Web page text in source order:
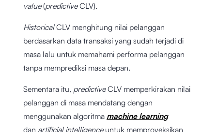
value(predictiveCLV).
HistoricalCLV menghitung nilai pelanggan
berdasarkan data transaksi yang sudah terjadi di
masa lalu untuk memahami performa pelanggan
tanpa memprediksi masa depan.
Sementara itu, predictiveCLV memperkirakan nilai
pelanggan di masa mendatang dengan
menggunakan algoritma machine learning
dan artificial intelligenceuntuk memproyeksikan